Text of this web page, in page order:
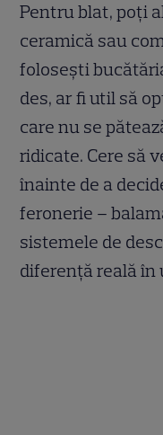
Pentru blat, poți
ceramică sau
folosești
des, ar fi util să
care nu se
ridicate. Cere să
înainte de a
feronerie –
sistemele de
diferență reală în